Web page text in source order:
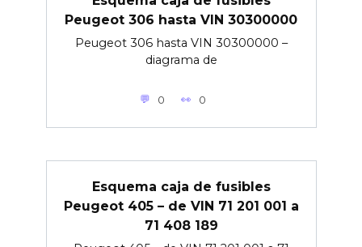
Peugeot 306 hasta VIN 30300000
Peugeot 306 hasta VIN 30300000 –
diagrama de
0 0
Esquema caja de fusibles
Peugeot 405 – de VIN 71 201 001 a
71 408 189